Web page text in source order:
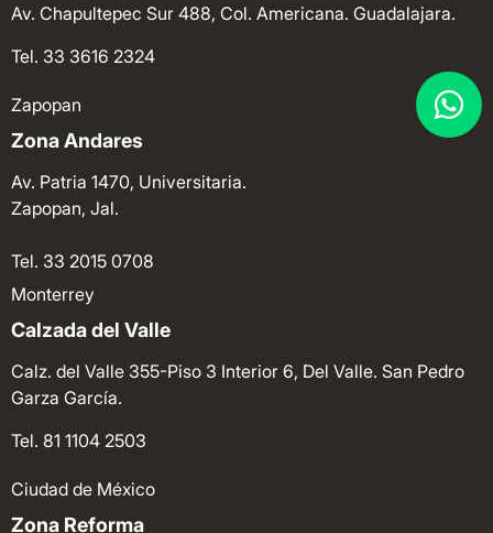
Av. Chapultepec Sur 488, Col. Americana. Guadalajara.
Tel. 33 3616 2324
Zapopan
Zona Andares
Av. Patria 1470, Universitaria.
Zapopan, Jal.
Tel. 33 2015 0708
Monterrey
Calzada del Valle
Calz. del Valle 355-Piso 3 Interior 6, Del Valle. San Pedro
Garza García.
Tel. 81 1104 2503
Ciudad de México
Zona Reforma